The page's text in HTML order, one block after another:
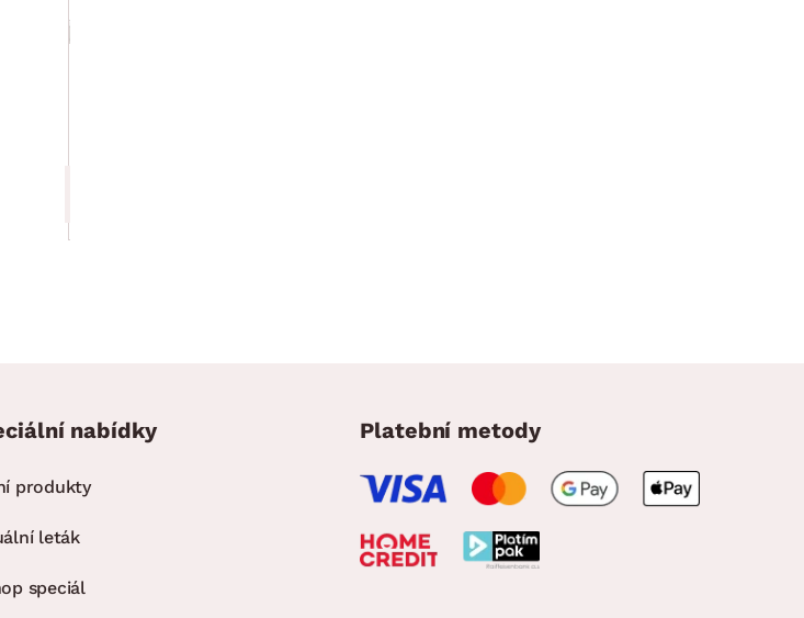
nabídky
produkty
leták
speciál
Platební metody